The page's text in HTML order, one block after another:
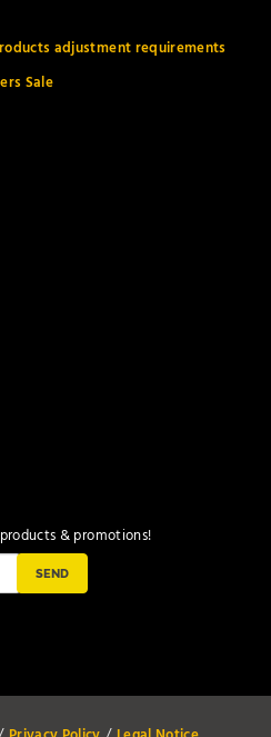
adjustment requirements
Sale
& promotions!
SEND